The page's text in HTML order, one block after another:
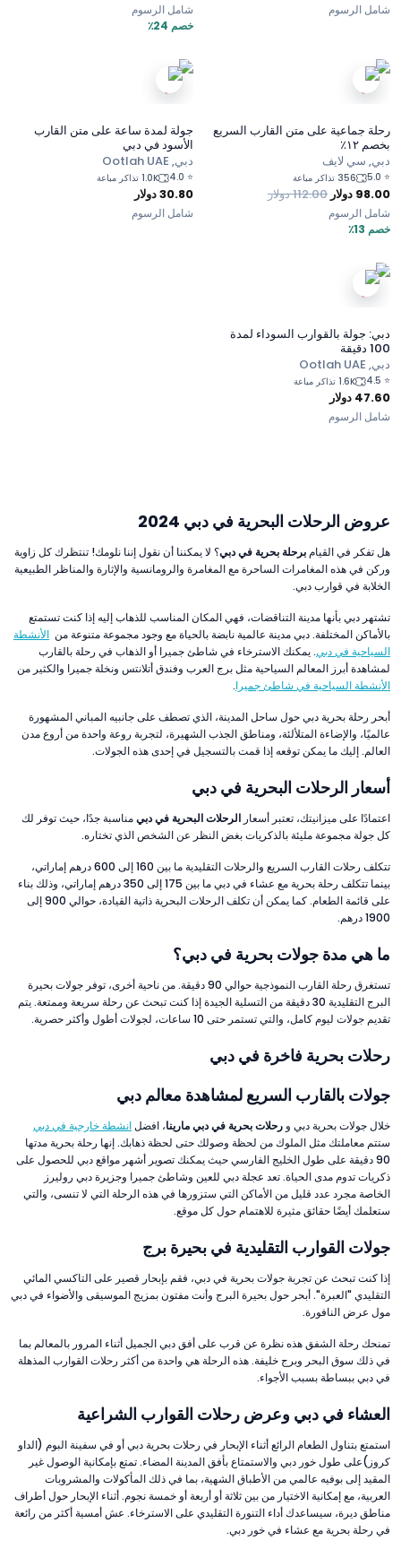
شامل الرسوم
خصم 24٪
شامل الرسوم
رحلة جماعية على متن القارب السريع
بخصم ١٢٪
دبي, سي لايف
⭐
5.0 356 تذاكر مباعة
98.00 دولار 112.00دولار
خصم 13٪
شامل الرسوم
جولة لمدة ساعة على متن القارب
الأسود في دبي
دبي, Ootlah UAE
⭐
4.0 1.0K تذاكر مباعة
30.80دولار
شامل الرسوم
دبي: جولة بالقوارب السوداء لمدة
100 دقيقة
دبي, Ootlah UAE
⭐
4.5 1.6K تذاكر مباعة
47.60 دولار
شامل الرسوم
عروض الرحلات البحرية في دبي 2024
هل تفكر في القيام برحلة بحرية في دبي؟ لا يمكننا أن نقول إننا نلومك! تنتظرك كل زاوية
وركن في هذه المغامرات الساحرة مع المغامرة والرومانسية والإثارة والمناظر الطبيعية
الخلابة في قوارب دبي.
تشتهر دبي بأنها مدينة التناقضات، فهي المكان المناسب للذهاب إليه إذا كنت تستمتع
بالأماكن المختلفة. دبي مدينة عالمية نابضة بالحياة مع وجود مجموعة متنوعة من الأنشطة
السياحية في دبي. يمكنك الاسترخاء في شاطئ جميرا أو الذهاب في رحلة بالقارب
لمشاهدة أبرز المعالم السياحية مثل برج العرب وفندق أتلانتس ونخلة جميرا والكثير من
الأنشطة السياحية في شاطئ جميرا.
أبحر رحلة بحرية دبي حول ساحل المدينة، الذي تصطف على جانبيه المباني المشهورة
عالميًا، والإضاءة المتلألئة، ومناطق الجذب الشهيرة، لتجربة روعة واحدة من أروع مدن
العالم. إليك ما يمكن توقعه إذا قمت بالتسجيل في إحدى هذه الجولات.
أسعار الرحلات البحرية في دبي
اعتمادًا على ميزانيتك، تعتبر أسعار الرحلات البحرية في دبيمناسبة جدًا، حيث توفر لك
كل جولة مجموعة مليئة بالذكريات بغض النظر عن الشخص الذي تختاره.
تتكلف رحلات القارب السريع والرحلات التقليدية ما بين 160 إلى 600 درهم إماراتي،
بينما تتكلف رحلة بحرية مع عشاء في دبي ما بين 175 إلى 350 درهم إماراتي، وذلك بناء
على قائمة الطعام. كما يمكن أن تكلف الرحلات البحرية ذاتية القيادة، حوالي 900 إلى
1900 درهم.
ما هي مدة جولات بحرية في دبي؟
تستغرق رحلة القارب النموذجية حوالي 90 دقيقة. من ناحية أخرى، توفر جولات بحيرة
البرج التقليدية 30 دقيقة من التسلية الجيدة إذا كنت تبحث عن رحلة سريعة وممتعة. يتم
تقديم جولات ليوم كامل، والتي تستمر حتى 10 ساعات، لجولات أطول وأكثر حصرية.
رحلات بحرية فاخرة في دبي
جولات بالقارب السريع لمشاهدة معالم دبي
خلال جولات بحرية دبي و رحلات بحرية في دبي مارينا، افضلانشطة خارجية في دبي
ستتم معاملتك مثل الملوك من لحظة وصولك حتى لحظة ذهابك. إنها رحلة بحرية مدتها
90 دقيقة على طول الخليج الفارسي حيث يمكنك تصوير أشهر مواقع دبي للحصول على
ذكريات تدوم مدى الحياة. تعد عجلة دبي للعين وشاطئ جميرا وجزيرة دبي روليرز
الخاصة مجرد عدد قليل من الأماكن التي ستزورها في هذه الرحلة التي لا تنسى، والتي
ستعلمك أيضًا حقائق مثيرة للاهتمام حول كل موقع.
جولات القوارب التقليدية في بحيرة برج
إذا كنت تبحث عن تجربة جولات بحرية في دبي، فقم بإبحار قصير على التاكسي المائي
التقليدي "العبرة". أبحر حول بحيرة البرج وأنت مفتون بمزيج الموسيقى والأضواء في دبي
مول عرض النافورة.
تمنحك رحلة الشفق هذه نظرة عن قرب على أفق دبي الجميل أثناء المرور بالمعالم بما
في ذلك سوق البحر وبرج خليفة. هذه الرحلة هي واحدة من أكثر رحلات القوارب المذهلة
في دبي ببساطة بسبب الأجواء.
العشاء في دبي وعرض رحلات القوارب الشراعية
استمتع بتناول الطعام الرائع أثناء الإبحار في رحلات بحرية دبي أو في سفينة البوم (الداو
كروز)على طول خور دبي والاستمتاع بأفق المدينة المضاء. تمتع بإمكانية الوصول غير
المقيد إلى بوفيه عالمي من الأطباق الشهية، بما في ذلك المأكولات والمشروبات
العربية، مع إمكانية الاختيار من بين ثلاثة أو أربعة أو خمسة نجوم. أثناء الإبحار حول أطراف
مناطق ديرة، سيساعدك أداء التنورة التقليدي على الاسترخاء. عش أمسية أكثر من رائعة
في رحلة بحرية مع عشاء في خور دبي.